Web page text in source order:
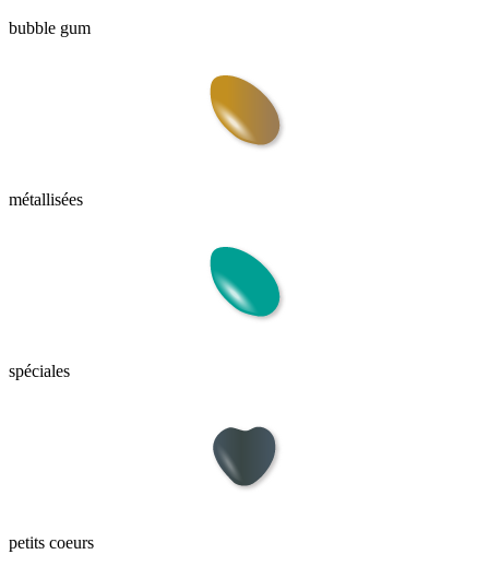
bubble gum
métallisées
spéciales
petits coeurs